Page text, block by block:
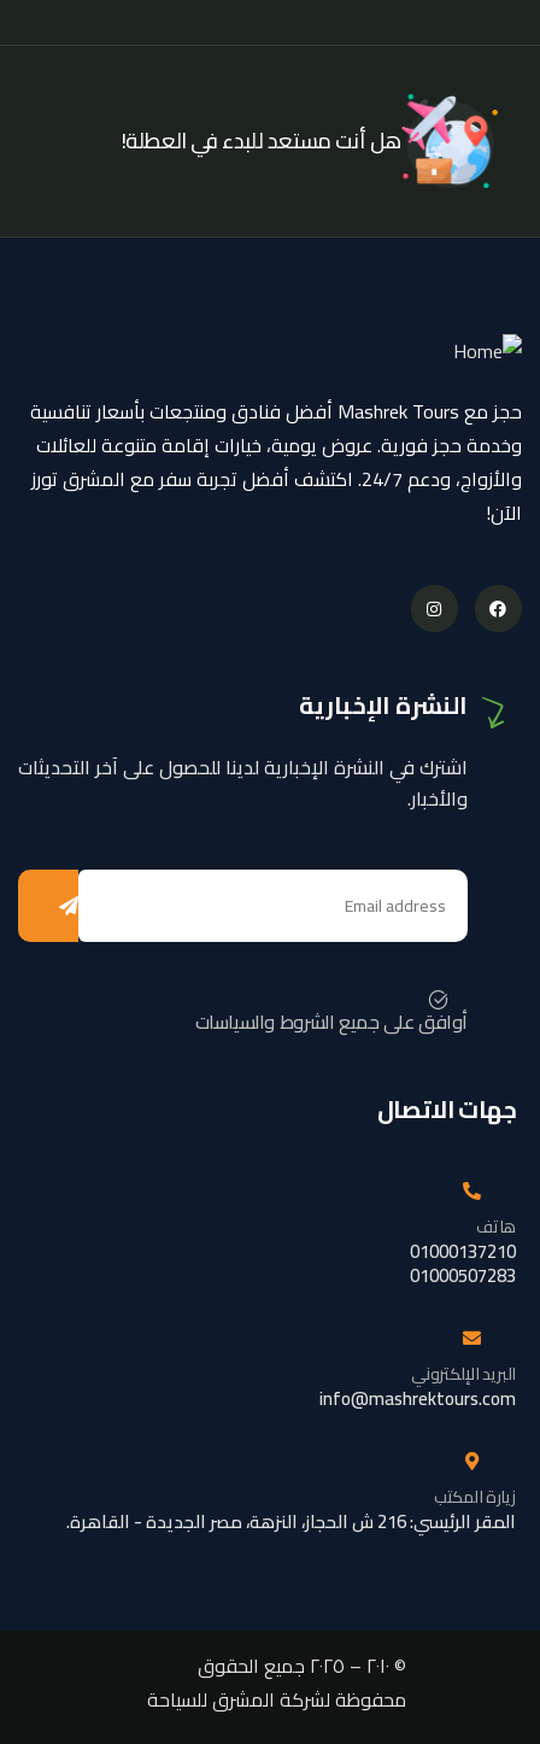
هل أنت مستعد للبدء في العطلة!
حجز مع Mashrek Tours أفضل فنادق ومنتجعات بأسعار تنافسية
وخدمة حجز فورية. عروض يومية، خيارات إقامة متنوعة للعائلات
والأزواج، ودعم 24/7. اكتشف أفضل تجربة سفر مع المشرق تورز
الآن!
النشرة الإخبارية
اشترك في النشرة الإخبارية لدينا للحصول على آخر التحديثات
والأخبار.
أوافق على جميع الشروط والسياسات
جهات الاتصال
هاتف
01000137210
01000507283
البريد الإلكتروني
info@mashrektours.com
زيارة المكتب
المقر الرئيسي: 216 ش الحجاز، النزهة، مصر الجديدة - القاهرة.
© ٢٠١٠ – ٢٠٢٥ جميع الحقوق
محفوظة لشركة المشرق للسياحة